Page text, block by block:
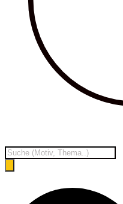
Products
search